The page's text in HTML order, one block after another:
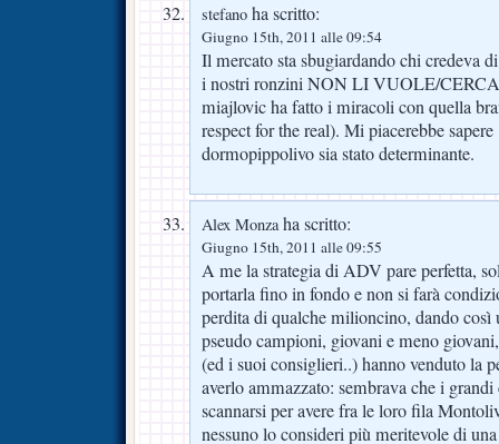
stefano ha scritto:
Giugno 15th, 2011 alle 09:54
Il mercato sta sbugiardando chi credeva
i nostri ronzini NON LI VUOLE/
miajlovic ha fatto i miracoli con quella
respect for the real). Mi piacerebbe
dormopippolivo sia stato determinante.
Alex Monzaha scritto:
Giugno 15th, 2011 alle 09:55
A me la strategia di ADV pare perfetta,
portarla fino in fondo e non si farà
perdita di qualche milioncino, dando così
pseudo campioni, giovani e meno
(ed i suoi consiglieri..) hanno venduto la
averlo ammazzato: sembrava che i
scannarsi per avere fra le loro fila
nessuno lo consideri più meritevole di